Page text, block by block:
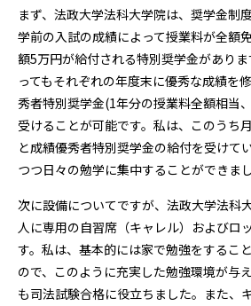
まず、法政大学法科大学院は、奨学金制
学前の入試の成績によって授業料が全額
額5万円が給付される特別奨学金があり
ってもそれぞれの年度末に優秀な成績を
秀者特別奨学金(1年分の授業料全額相当
受けることが可能です。私は、このうち
と成績優秀者特別奨学金の給付を受けて
つつ日々の勉学に集中することができまし
次に設備についてですが、法政大学法科
人に専用の自習席（キャレル）およびロ
す。私は、基本的には家で勉強をするこ
ので、このように充実した勉強環境が与
も司法試験合格に役立ちました。また、